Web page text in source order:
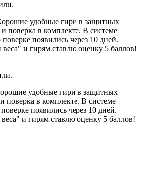
удобные гири в защитных
поверка в комплекте. В системе
появились через 10 дней.
и гирям ставлю оценку 5 баллов!
удобные гири в защитных
поверка в комплекте. В системе
появились через 10 дней.
и гирям ставлю оценку 5 баллов!